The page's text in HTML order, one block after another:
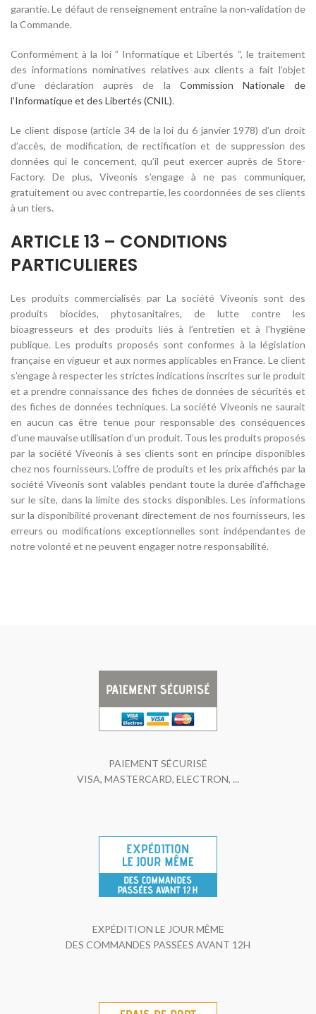
garantie. Le défaut de renseignement entraîne la non-validation de
la Commande.
Conformément à la loi ” Informatique et Libertés “, le traitement
des informations nominatives relatives aux clients a fait l’objet
d’une déclaration auprès de la Commission Nationale de
l’Informatique et des Libertés (CNIL).
Le client dispose (article 34 de la loi du 6 janvier 1978) d’un droit
d’accès, de modification, de rectification et de suppression des
données qui le concernent, qu’il peut exercer auprès de Store-
Factory. De plus, Viveonis s’engage à ne pas communiquer,
gratuitement ou avec contrepartie, les coordonnées de ses clients
à un tiers.
ARTICLE 13 – CONDITIONS
PARTICULIERES
Les produits commercialisés par La société Viveonis sont des
produits biocides, phytosanitaires, de lutte contre les
bioagresseurs et des produits liés à l’entretien et à l’hygiène
publique. Les produits proposés sont conformes à la législation
française en vigueur et aux normes applicables en France. Le client
s’engage à respecter les strictes indications inscrites sur le produit
et a prendre connaissance des fiches de données de sécurités et
des fiches de données techniques. La société Viveonis ne saurait
en aucun cas être tenue pour responsable des conséquences
d’une mauvaise utilisation d’un produit. Tous les produits proposés
par la société Viveonis à ses clients sont en principe disponibles
chez nos fournisseurs. L’offre de produits et les prix affichés par la
société Viveonis sont valables pendant toute la durée d’affichage
sur le site, dans la limite des stocks disponibles. Les informations
sur la disponibilité provenant directement de nos fournisseurs, les
erreurs ou modifications exceptionnelles sont indépendantes de
notre volonté et ne peuvent engager notre responsabilité.
PAIEMENT SÉCURISÉ
VISA, MASTERCARD, ELECTRON, ...
EXPÉDITION LE JOUR MÊME
DES COMMANDES PASSÉES AVANT 12H